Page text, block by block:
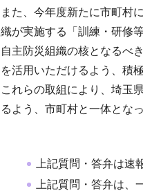
また、今年度新たに市町村
織が実施する「訓練・研修
自主防災組織の核となるべ
を活用いただけるよう、積
これらの取組により、埼玉
るよう、市町村と一体とな
上記質問・答弁は速
上記質問・答弁は